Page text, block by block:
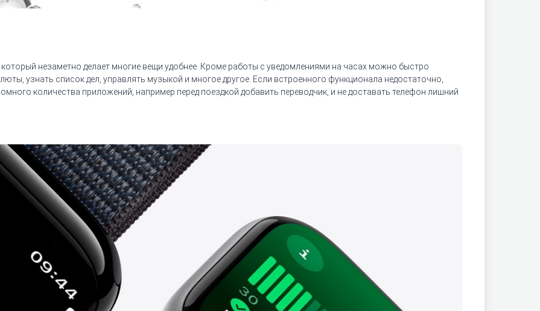
незаметно делает многие вещи удобнее. Кроме работы с уведомлениями на часах можно быстро
узнать список дел, управлять музыкой и многое другое. Если встроенного функционала недостаточно,
количества приложений, например перед поездкой добавить переводчик, и не доставать телефон лишний